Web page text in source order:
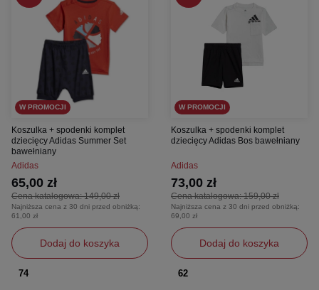
W PROMOCJI
Koszulka + spodenki komplet
dziecięcy Adidas Summer Set
bawełniany
Adidas
Cena katalogowa:149,00 zł
65,00 zł
Najniższa cena z 30 dni przed obniżką:
61,00 zł
Dodaj do koszyka
74
W PROMOCJI
Koszulka + spodenki komplet
dziecięcy Adidas Bos bawełniany
Adidas
Cena katalogowa:159,00 zł
73,00 zł
Najniższa cena z 30 dni przed obniżką:
69,00 zł
Dodaj do koszyka
62